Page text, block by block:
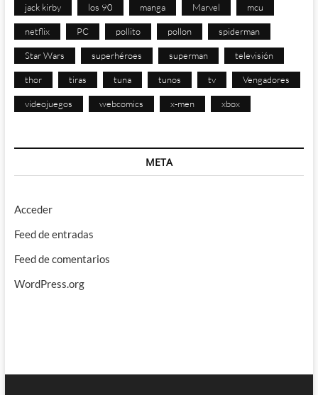
jack kirby los 90 manga Marvel mcu
netflix PC pollito pollon spiderman
Star Wars superhéroes superman televisión
thor tiras tuna tunos tv Vengadores
videojuegos webcomics x-men xbox
META
Acceder
Feed de entradas
Feed de comentarios
WordPress.org